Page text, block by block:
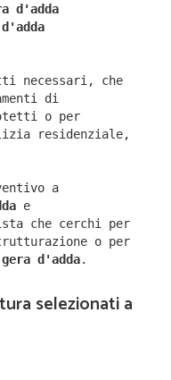
d'adda
necessari, che
di
o per
residenziale,
a
e
che cerchi per
o per
d'adda.
selezionati a